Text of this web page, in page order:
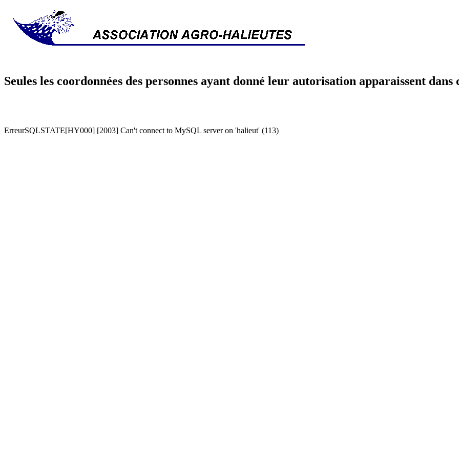
Seules les coordonnées des personnes ayant donné leur autorisation apparaissent dans
ErreurSQLSTATE[HY000] [2003] Can't connect to MySQL server on 'halieut' (113)